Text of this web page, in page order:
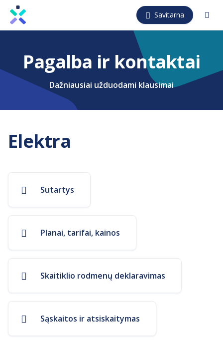
Pereiti
Savitarna
Pagalba ir kontaktai
Dažniausiai užduodami klausimai
Elektra
Sutartys
Planai, tarifai, kainos
Skaitiklio rodmenų deklaravimas
Sąskaitos ir atsiskaitymas